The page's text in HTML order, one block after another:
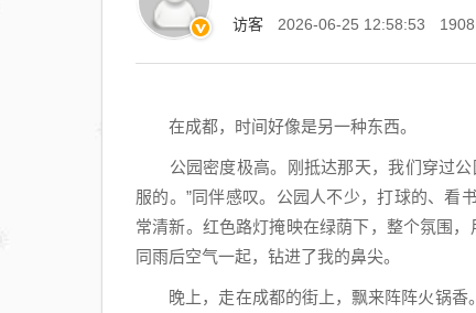
访客 2026-06-25 12:58:53 1908
在成都，时间好像是另一种东西。
公园密度极高。刚抵达那天，我们穿过公
服的。”同伴感叹。公园人不少，打球的、看
常清新。红色路灯掩映在绿荫下，整个氛围
同雨后空气一起，钻进了我的鼻尖。
晚上，走在成都的街上，飘来阵阵火锅香